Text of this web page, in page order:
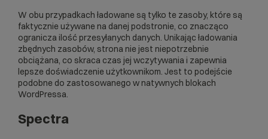
W obu przypadkach ładowane są tylko te zasoby, które są
faktycznie używane na danej podstronie, co znacząco
ogranicza ilość przesyłanych danych. Unikając ładowania
zbędnych zasobów, strona nie jest niepotrzebnie
obciążana, co skraca czas jej wczytywania i zapewnia
lepsze doświadczenie użytkownikom. Jest to podejście
podobne do zastosowanego w natywnych blokach
WordPressa.
Spectra